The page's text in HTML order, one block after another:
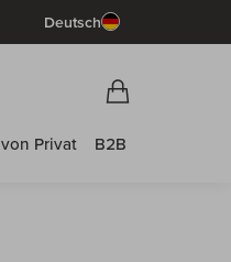
Deutsch
von Privat B2B